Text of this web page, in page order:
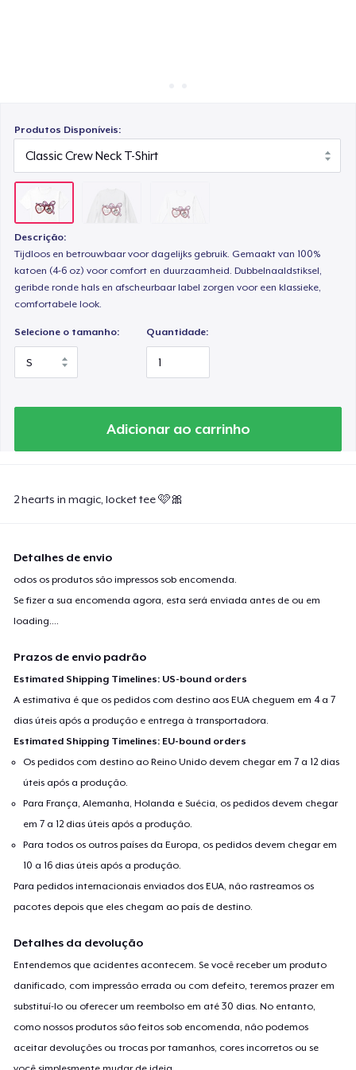
Produtos Disponíveis:
Descrição:
Tijdloos en betrouwbaar voor dagelijks gebruik. Gemaakt van 100%
katoen (4-6 oz) voor comfort en duurzaamheid. Dubbelnaaldstiksel,
geribde ronde hals en afscheurbaar label zorgen voor een klassieke,
comfortabele look.
Selecione o tamanho: Quantidade:
Adicionar ao carrinho
2 hearts in magic, locket tee 🩷🎀
Detalhes de envio
odos os produtos são impressos sob encomenda.
Se fizer a sua encomenda agora, esta será enviada antes de ou em
loading....
Prazos de envio padrão
Estimated Shipping Timelines: US-bound orders
A estimativa é que os pedidos com destino aos EUA cheguem em 4 a 7
dias úteis após a produção e entrega à transportadora.
Estimated Shipping Timelines: EU-bound orders
Os pedidos com destino ao Reino Unido devem chegar em 7 a 12 dias
úteis após a produção.
Para França, Alemanha, Holanda e Suécia, os pedidos devem chegar
em 7 a 12 dias úteis após a produção.
Para todos os outros países da Europa, os pedidos devem chegar em
10 a 16 dias úteis após a produção.
Para pedidos internacionais enviados dos EUA, não rastreamos os
pacotes depois que eles chegam ao país de destino.
Detalhes da devolução
Entendemos que acidentes acontecem. Se você receber um produto
danificado, com impressão errada ou com defeito, teremos prazer em
substituí-lo ou oferecer um reembolso em até 30 dias. No entanto,
como nossos produtos são feitos sob encomenda, não podemos
aceitar devoluções ou trocas por tamanhos, cores incorretos ou se